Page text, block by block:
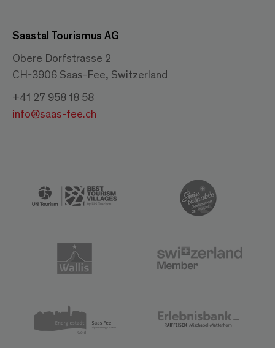
Saastal Tourismus AG
Obere Dorfstrasse 2
CH-3906 Saas-Fee, Switzerland
+41 27 958 18 58
info@saas-fee.ch